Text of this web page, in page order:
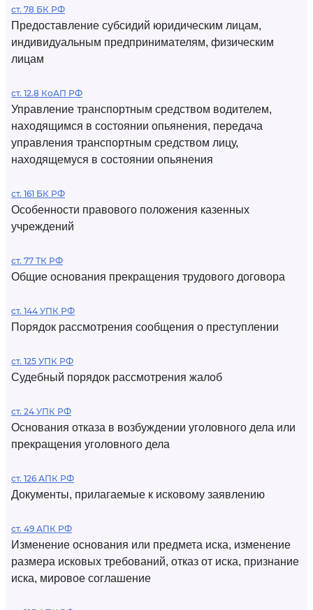
ст. 78 БК РФ
Предоставление субсидий юридическим лицам,
индивидуальным предпринимателям, физическим
лицам
ст. 12.8 КоАП РФ
Управление транспортным средством водителем,
находящимся в состоянии опьянения, передача
управления транспортным средством лицу,
находящемуся в состоянии опьянения
ст. 161 БК РФ
Особенности правового положения казенных
учреждений
ст. 77 ТК РФ
Общие основания прекращения трудового договора
ст. 144 УПК РФ
Порядок рассмотрения сообщения о преступлении
ст. 125 УПК РФ
Судебный порядок рассмотрения жалоб
ст. 24 УПК РФ
Основания отказа в возбуждении уголовного дела или
прекращения уголовного дела
ст. 126 АПК РФ
Документы, прилагаемые к исковому заявлению
ст. 49 АПК РФ
Изменение основания или предмета иска, изменение
размера исковых требований, отказ от иска, признание
иска, мировое соглашение